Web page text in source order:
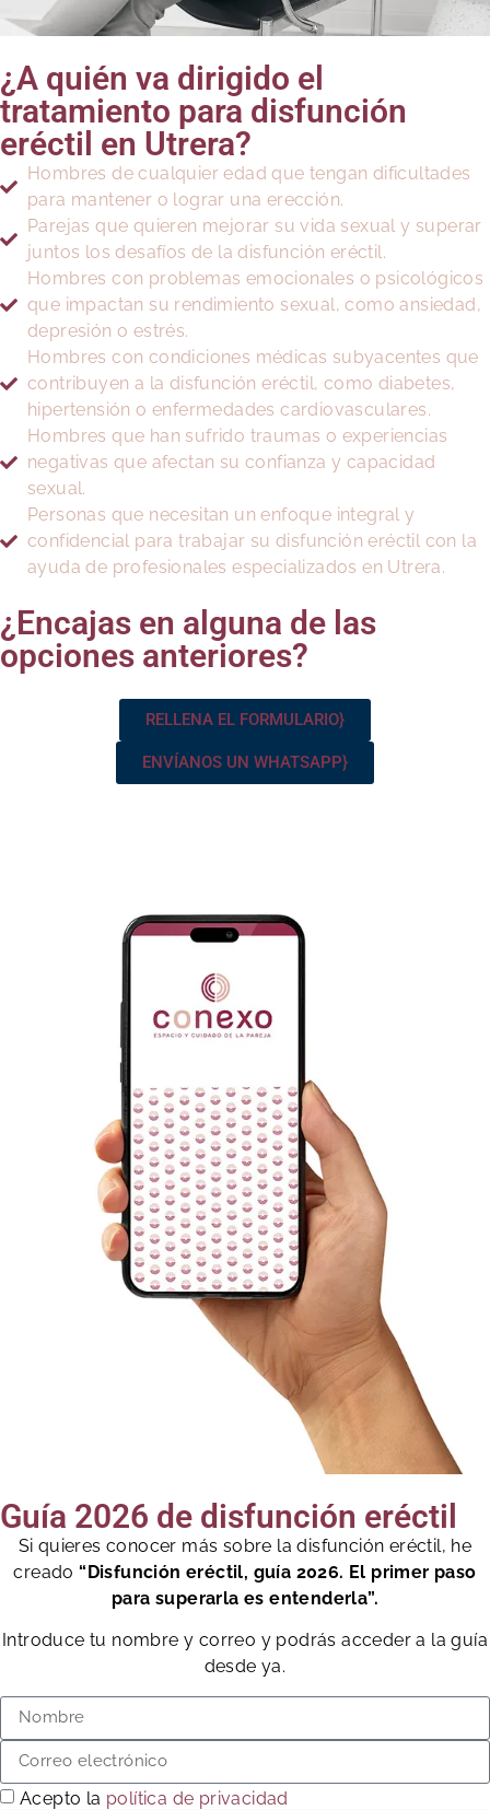
¿A quién va dirigido el
tratamiento para disfunción
eréctil en Utrera?
Hombres de cualquier edad que tengan dificultades
para mantener o lograr una erección.
Parejas que quieren mejorar su vida sexual y superar
juntos los desafíos de la disfunción eréctil.
Hombres con problemas emocionales o psicológicos
que impactan su rendimiento sexual, como ansiedad,
depresión o estrés.
Hombres con condiciones médicas subyacentes que
contribuyen a la disfunción eréctil, como diabetes,
hipertensión o enfermedades cardiovasculares.
Hombres que han sufrido traumas o experiencias
negativas que afectan su confianza y capacidad
sexual.
Personas que necesitan un enfoque integral y
confidencial para trabajar su disfunción eréctil con la
ayuda de profesionales especializados en Utrera.
¿Encajas en alguna de las
opciones anteriores?
RELLENA EL FORMULARIO}
ENVÍANOS UN WHATSAPP}
Guía 2026 de disfunción eréctil
Si quieres conocer más sobre la disfunción eréctil, he
creado“Disfunción eréctil, guía 2026. El primer paso
para superarla es entenderla”.
Introduce tu nombre y correo y podrás acceder a la guía
desde ya.
Acepto la política de privacidad